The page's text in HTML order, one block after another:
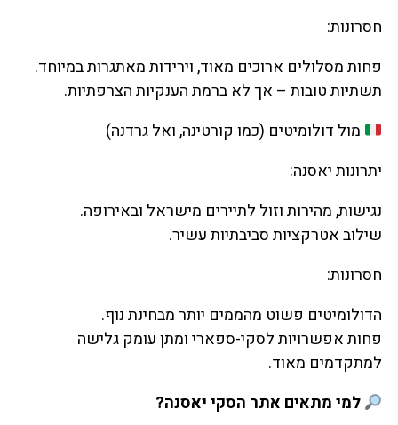
חסרונות:
פחות מסלולים ארוכים מאוד, וירידות מאתגרות במיוחד.
תשתיות טובות – אך לא ברמת הענקיות הצרפתיות.
מול דולומיטים (כמו קורטינה, ואל גרדנה)
יתרונות יאסנה:
נגישות, מהירות וזול לתיירים מישראל ובאירופה.
שילוב אטרקציות סביבתיות עשיר.
חסרונות:
הדולומיטים פשוט מהממים יותר מבחינת נוף.
פחות אפשרויות לסקי-ספארי ומתן עומק גלישה
למתקדמים מאוד.
למי מתאים אתר הסקי יאסנה?